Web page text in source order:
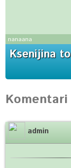
nanaana
Ksenijina
Komentari
admin